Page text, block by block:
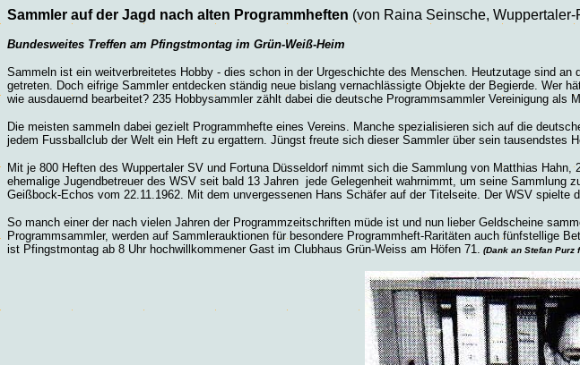
Sammler auf der Jagd nach alten Programmheften (von Raina Seinsche,
Bundesweites Treffen am Pfingstmontag im Grün-Weiß-Heim
Sammeln ist ein weitverbreitetes Hobby - dies schon in der Urgeschichte des Menschen. Heutzutage sind
getreten. Doch eifrige Sammler entdecken ständig neue bislang vernachlässigte Objekte der Begierde. Wer
wie ausdauernd bearbeitet? 235 Hobbysammler zählt dabei die deutsche Programmsammler Vereinigung als
Die meisten sammeln dabei gezielt Programmhefte eines Vereins. Manche spezialisieren sich auf die
jedem Fussballclub der Welt ein Heft zu ergattern. Jüngst freute sich dieser Sammler über sein tausendstes
Mit je 800 Heften des Wuppertaler SV und Fortuna Düsseldorf nimmt sich die Sammlung von Matthias
ehemalige Jugendbetreuer des WSV seit bald 13 Jahren jede Gelegenheit wahrnimmt, um seine
Geißbock-Echos vom 22.11.1962. Mit dem unvergessenen Hans Schäfer auf der Titelseite. Der WSV spielte
So manch einer der nach vielen Jahren der Programmzeitschriften müde ist und nun lieber Geldscheine
Programmsammler, werden auf Sammlerauktionen für besondere Programmheft-Raritäten auch fünfstellige
ist Pfingstmontag ab 8 Uhr hochwillkommener Gast im Clubhaus Grün-Weiss am Höfen 71. (Dank an Stefan